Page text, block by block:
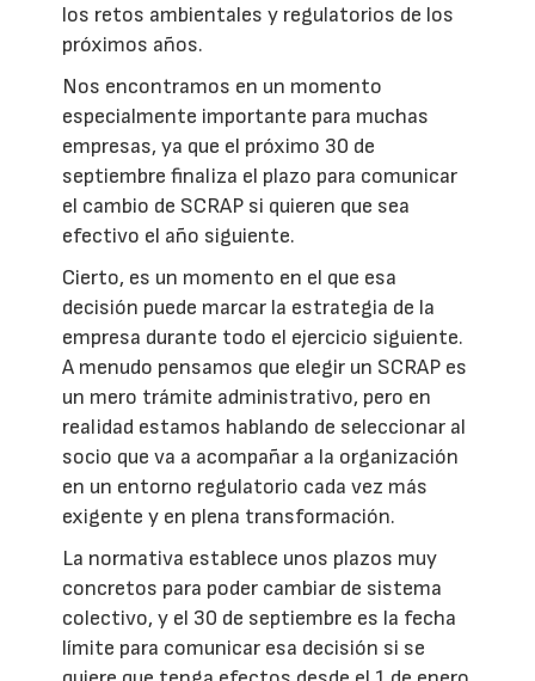
los retos ambientales y regulatorios de los
próximos años.
Nos encontramos en un momento
especialmente importante para muchas
empresas, ya que el próximo 30 de
septiembre finaliza el plazo para comunicar
el cambio de SCRAP si quieren que sea
efectivo el año siguiente.
Cierto, es un momento en el que esa
decisión puede marcar la estrategia de la
empresa durante todo el ejercicio siguiente.
A menudo pensamos que elegir un SCRAP es
un mero trámite administrativo, pero en
realidad estamos hablando de seleccionar al
socio que va a acompañar a la organización
en un entorno regulatorio cada vez más
exigente y en plena transformación.
La normativa establece unos plazos muy
concretos para poder cambiar de sistema
colectivo, y el 30 de septiembre es la fecha
límite para comunicar esa decisión si se